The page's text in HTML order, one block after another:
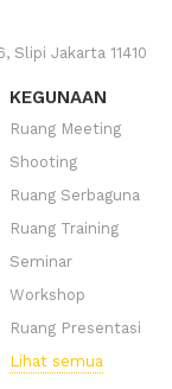
Slipi Jakarta 11410
KEGUNAAN
Ruang Meeting
Shooting
Ruang Serbaguna
Ruang Training
Seminar
Workshop
Ruang Presentasi
Lihat semua